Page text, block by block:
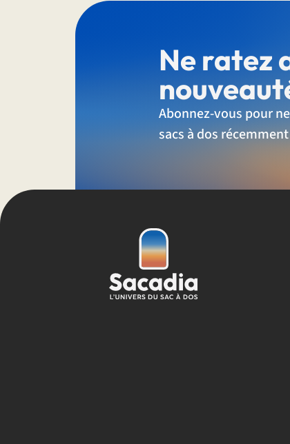
Ne ratez
Abonnez-vous pour
sacs à dos